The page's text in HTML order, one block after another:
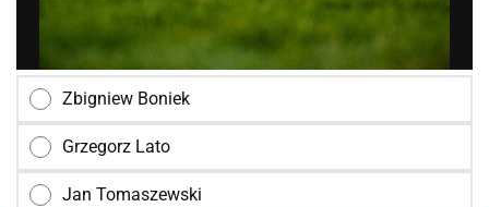
Zbigniew Boniek
Grzegorz Lato
Jan Tomaszewski